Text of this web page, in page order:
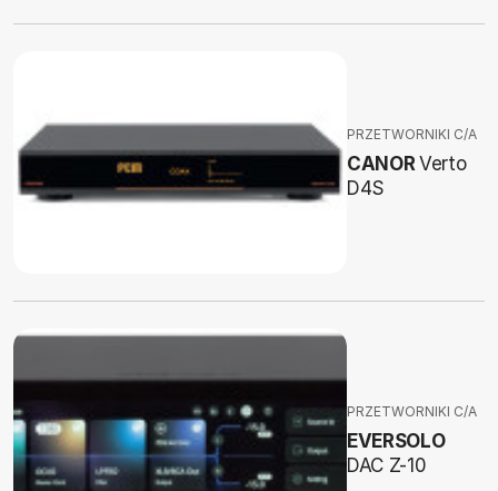
PRZETWORNIKI C/A
CANOR Verto
D4S
PRZETWORNIKI C/A
EVERSOLO
DAC Z-10